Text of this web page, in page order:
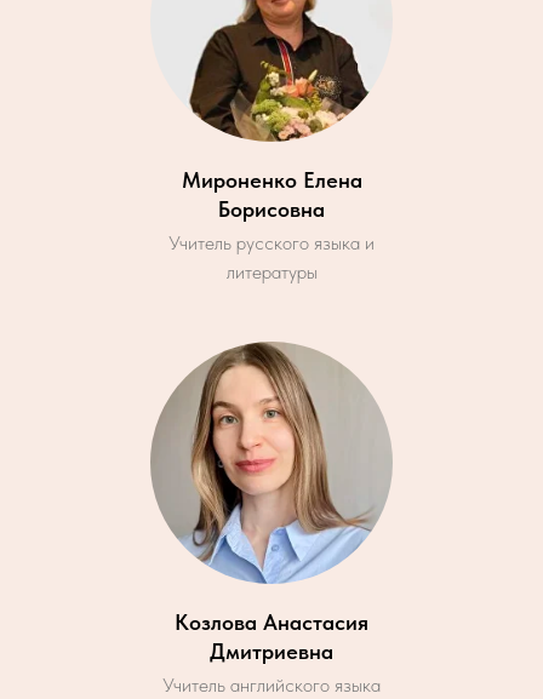
Мироненко Елена
Борисовна
Учитель русского языка и
литературы
Козлова Анастасия
Дмитриевна
Учитель английского языка